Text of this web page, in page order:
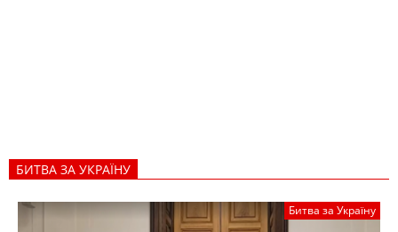
БИТВА ЗА УКРАЇНУ
Битва за Україну